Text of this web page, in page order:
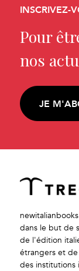
INSCRIVEZ-
Pour
nos
JE
dans le but de
de l'édition
étrangers et de
des institutions